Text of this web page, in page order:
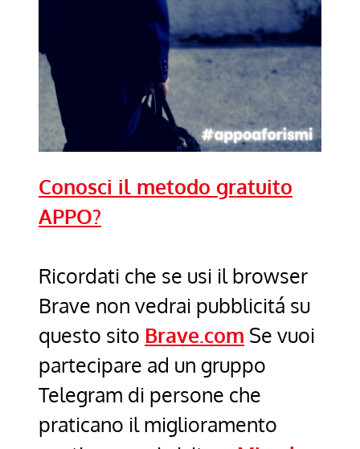
Conosci il metodo gratuito
APPO?
Ricordati che se usi il browser
Brave non vedrai pubblicitá su
questo sito Brave.com Se vuoi
partecipare ad un gruppo
Telegram di persone che
praticano il miglioramento